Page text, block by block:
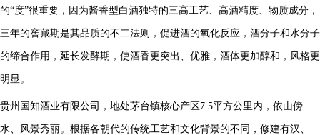
的“度”很重要，因为酱香型白酒独特的三高工艺、高酒精度、物质成分，
三年的窖藏期是其品质的不二法则，促进酒的氧化反应，酒分子和水分子
的缔合作用，延长发酵期，使酒香更突出、优雅，酒体更加醇和，风格更
明显。
贵州国知酒业有限公司，地处茅台镇核心产区7.5平方公里内，依山傍
水、风景秀丽。根据各朝代的传统工艺和文化背景的不同，修建有汉、